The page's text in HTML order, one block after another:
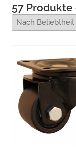
57Produkte